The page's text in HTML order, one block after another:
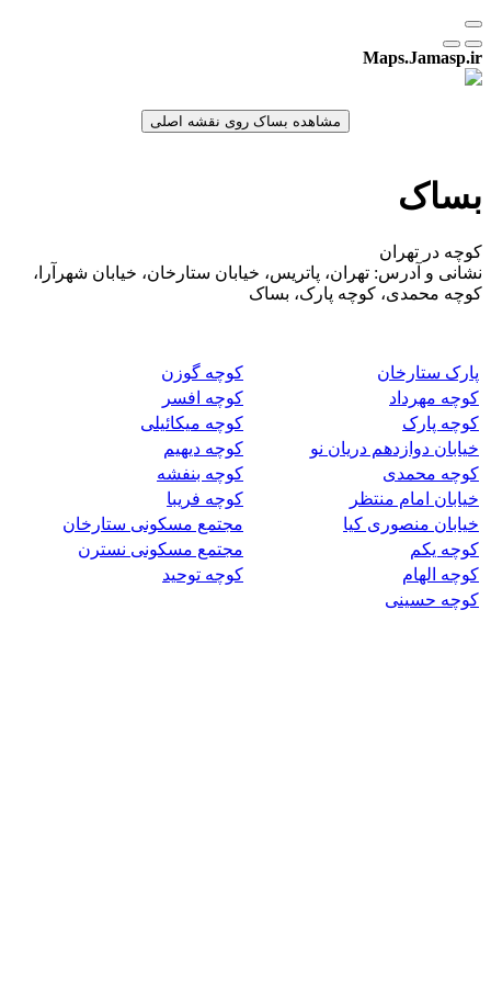
Maps.Jamasp.ir
بساک
کوچه در تهران
نشانی و آدرس: تهران، پاتریس، خیابان ستارخان، خیابان شهرآرا،
کوچه محمدی، کوچه پارک، بساک
پارک ستارخان
کوچه گوزن
کوچه مهرداد
کوچه افسر
کوچه پارک
کوچه میکائیلی
خیابان دوازدهم دریان نو
کوچه دیهیم
کوچه محمدی
کوچه بنفشه
خیابان امام منتظر
کوچه فریبا
خیابان منصوری کیا
مجتمع مسکونی ستارخان
کوچه یکم
مجتمع مسکونی نسترن
کوچه الهام
کوچه توحید
کوچه حسینی